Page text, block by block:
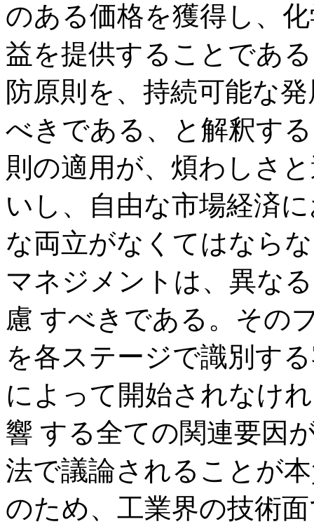
のある価格を獲得し、
益を提供することであ
防原則を、持続可能な
べきである、と解釈す
則の適用が、煩わしさ
いし、自由な市場経済
な両立がなくてはなら
マネジメントは、異な
慮 すべきである。その
を各ステージで識別す
によって開始されなけ
響 する全ての関連要因
法で議論されることが
のため、工業界の技術